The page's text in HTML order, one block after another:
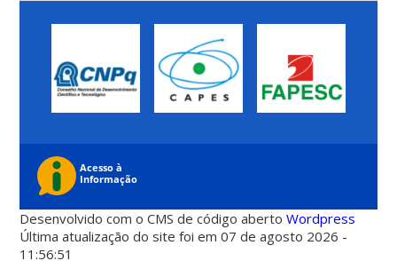
Desenvolvido com o CMS de código abertoWordpress
Última atualização do site foi em 07 de agosto 2026 -
11:56:51